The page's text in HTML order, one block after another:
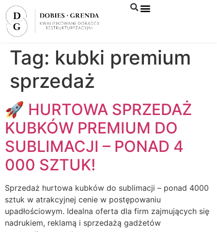
Tag: kubki premium
sprzedaż
🚀 HURTOWA SPRZEDAŻ
KUBKÓW PREMIUM DO
SUBLIMACJI – PONAD 4
000 SZTUK!
Sprzedaż hurtowa kubków do sublimacji – ponad 4000
sztuk w atrakcyjnej cenie w postępowaniu
upadłościowym. Idealna oferta dla firm zajmujących się
nadrukiem, reklamą i sprzedażą gadżetów